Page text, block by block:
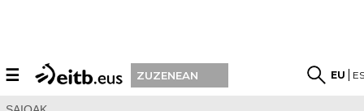
☰ ZUZENEAN EU